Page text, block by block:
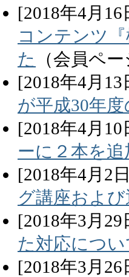
[2018年4月 16
コンテンツ
た
（会員ペー
[2018年4月 13
が平成30年
[2018年4月 10
ーに２本を
[2018年4月 2
グ講座およ
[2018年3月 29
た対応につい
[2018年3月 26